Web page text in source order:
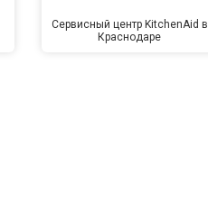
Сервисный центр KitchenAid в
Краснодаре